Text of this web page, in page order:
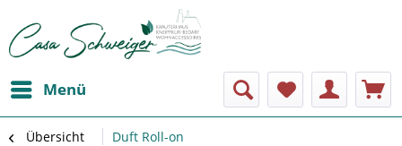
Menü
Übersicht Duft Roll-on